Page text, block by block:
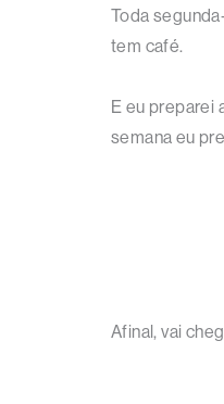
Toda
tem café.
E eu preparei
semana eu
Afinal, vai